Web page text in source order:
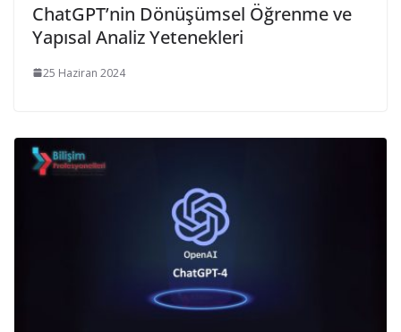
ChatGPT’nin Dönüşümsel Öğrenme ve
Yapısal Analiz Yetenekleri
25 Haziran 2024